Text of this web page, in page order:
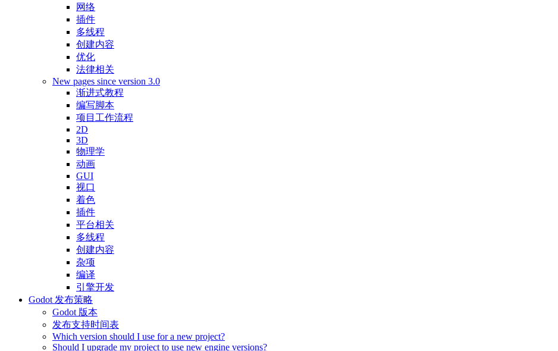
网络
插件
多线程
创建内容
优化
法律相关
New pages since version 3.0
渐进式教程
编写脚本
项目工作流程
2D
3D
物理学
动画
GUI
视口
着色
插件
平台相关
多线程
创建内容
杂项
编译
引擎开发
Godot 发布策略
Godot 版本
发布支持时间表
Which version should I use for a new project?
Should I upgrade my project to use new engine versions?